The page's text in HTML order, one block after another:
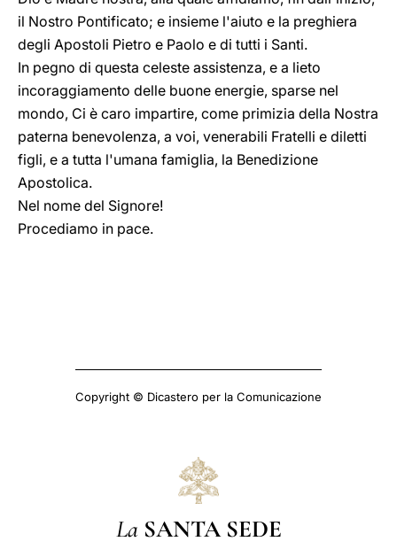
il Nostro Pontificato; e insieme l'aiuto e la preghiera
degli Apostoli Pietro e Paolo e di tutti i Santi.
In pegno di questa celeste assistenza, e a lieto
incoraggiamento delle buone energie, sparse nel
mondo, Ci è caro impartire, come primizia della Nostra
paterna benevolenza, a voi, venerabili Fratelli e diletti
figli, e a tutta l'umana famiglia, la Benedizione
Apostolica.
Nel nome del Signore!
Procediamo in pace.
Copyright © Dicastero per la Comunicazione
La SANTA SEDE